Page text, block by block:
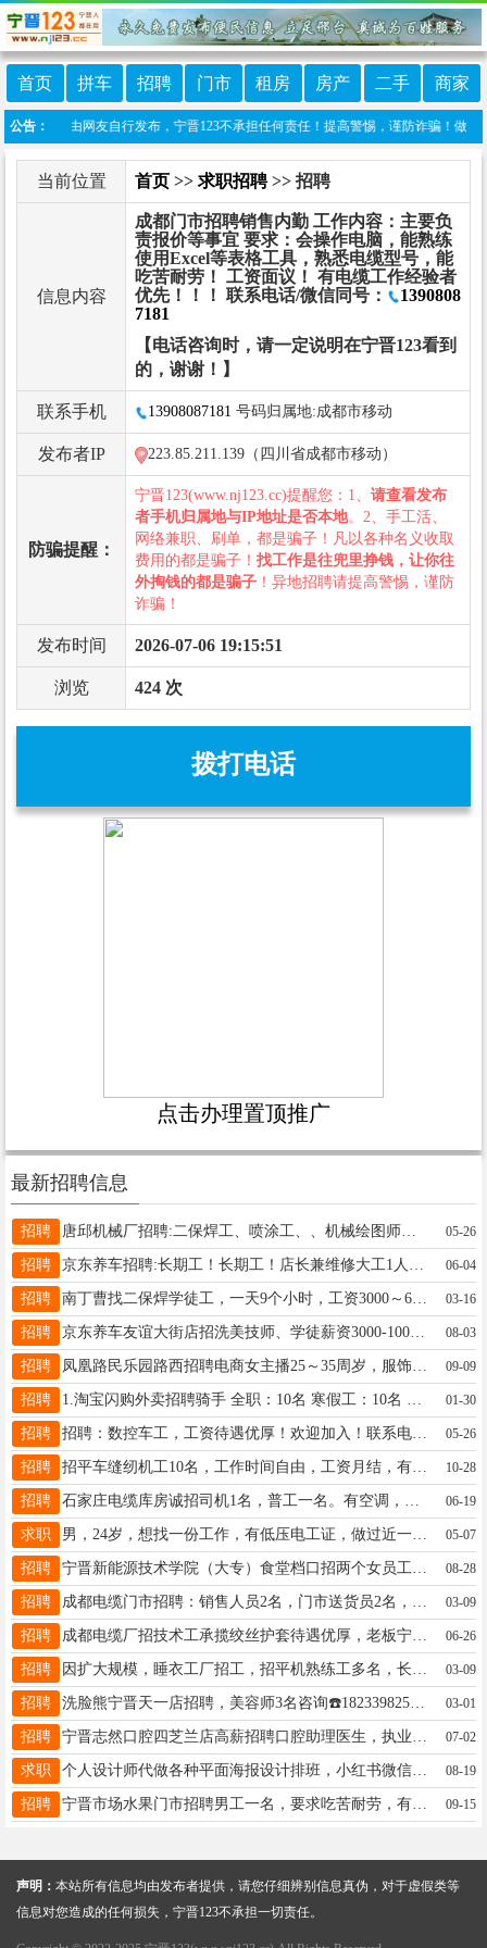
首页 拼车 招聘 门市 租房 房产 二手 商家
公告：
栏目信息由网友自行发布，宁晋123不承担任何责任！提高警惕，谨防诈骗！做推
当前位置 首页 >> 求职招聘>> 招聘
信息内容
成都门市招聘销售内勤 工作内容：主要负
责报价等事宜 要求：会操作电脑，能熟练
使用Excel等表格工具，熟悉电缆型号，能
吃苦耐劳！ 工资面议！ 有电缆工作经验者
优先！！！ 联系电话/微信同号：
1390808
7181
【电话咨询时，请一定说明在宁晋123看到
的，谢谢！】
联系手机 13908087181 号码归属地:成都市移动
发布者IP 223.85.211.139（四川省成都市移动）
防骗提醒：
宁晋123(www.nj123.cc)提醒您：1、 请查看发布
者手机归属地与IP地址是否本地。2、手工活、
网络兼职、刷单，都是骗子！凡以各种名义收取
费用的都是骗子！ 找工作是往兜里挣钱，让你往
外掏钱的都是骗子 ！异地招聘请提高警惕，谨防
诈骗！
发布时间 2026-07-06 19:15:51
浏览 424 次
拨打电话
点击办理置顶推广
最新招聘信息
招聘 05-26
招聘 06-04
招聘 南丁曹找二保焊学徒工，一天9个小时，工资3000～6000元联系电话15100977516 03-16
招聘 京东养车友谊大街店招洗美技师、学徒薪资3000-10000，提成高，15号准时发薪月休4天，管工作餐，线上客源充足地址：友谊大街京东养车联系16632995018，可直接到店面试 08-03
招聘 凤凰路民乐园路西招聘电商女主播25～35周岁，服饰配件，长白班，要求有工作经验，工资面议。18803393266 09-09
招聘 01-30
招聘 招聘：数控车工，工资待遇优厚！欢迎加入！联系电话：19831973000地址：西华路南段 05-26
招聘 招平车缝纫机工10名，工作时间自由，工资月结，有补助。水墨庭院附近18833411968 10-28
招聘 06-19
求职 男，24岁，想找一份工作，有低压电工证，做过近一年的仪器仪表电工，电话18460056001 05-07
招聘 08-28
招聘 03-09
招聘 成都电缆厂招技术工承揽绞丝护套待遇优厚，老板宁晋人，有意者电联13465318888 06-26
招聘 03-09
招聘 洗脸熊宁晋天一店招聘，美容师3名咨询☎️18233982567公司统一培训上岗，工作轻松自由工资6000——10000每年2次团建➕生日礼物➕节日礼物 03-01
招聘 07-02
求职 个人设计师代做各种平面海报设计排班，小红书微信公众号电商主图排版设计都可。代剪视频配字幕。17399521839 08-19
招聘 宁晋市场水果门市招聘男工一名，要求吃苦耐劳，有责任心，年龄20一45岁身体健康，工资面议，电话13930984013，13831912613 09-15
声明： 本站所有信息均由发布者提供，请您仔细辨别信息真伪，对于虚假类等
信息对您造成的任何损失，宁晋123不承担一切责任。